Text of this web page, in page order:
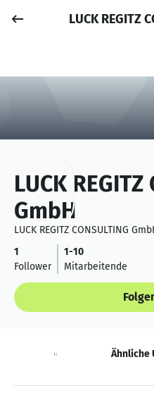
LUCK REGITZ
LUCK REGITZ
GmbH
LUCK REGITZ CONSULTING
1
Follower
1-10
Mitarbeitende
Neuigkeiten Ähnliche